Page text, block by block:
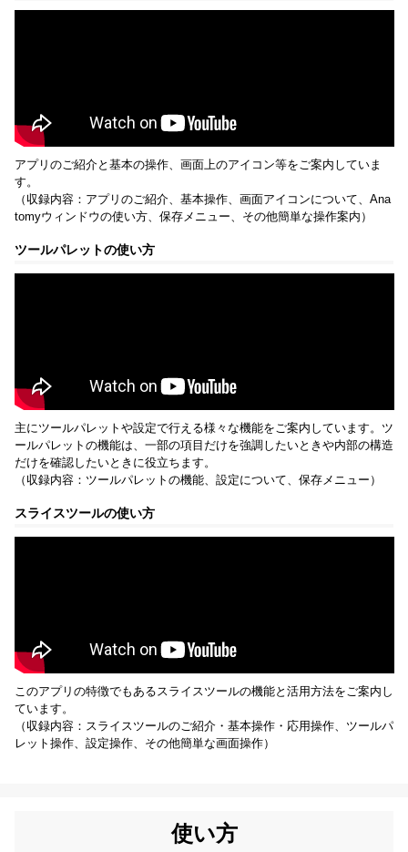
アプリのご紹介と基本の操作、画面上のアイコン等をご案内していま
す。
（収録内容：アプリのご紹介、基本操作、画面アイコンについて、Ana
tomyウィンドウの使い方、保存メニュー、その他簡単な操作案内）
ツールパレットの使い方
主にツールパレットや設定で行える様々な機能をご案内しています。ツ
ールパレットの機能は、一部の項目だけを強調したいときや内部の構造
だけを確認したいときに役立ちます。
（収録内容：ツールパレットの機能、設定について、保存メニュー）
スライスツールの使い方
このアプリの特徴でもあるスライスツールの機能と活用方法をご案内し
ています。
（収録内容：スライスツールのご紹介・基本操作・応用操作、ツールパ
レット操作、設定操作、その他簡単な画面操作）
使い方